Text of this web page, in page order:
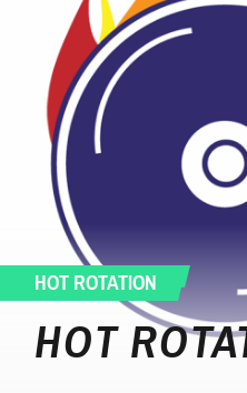
HOT ROTATION
HOT